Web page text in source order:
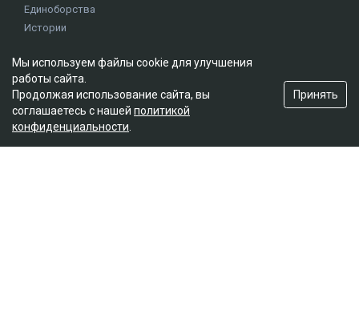
Единоборства
Истории
Редакция
О проекте
Правила сайта
Мы используем файлы cookie для улучшения
работы сайта.
Продолжая использование сайта, вы
соглашаетесь с нашей политикой
конфиденциальности
Принять